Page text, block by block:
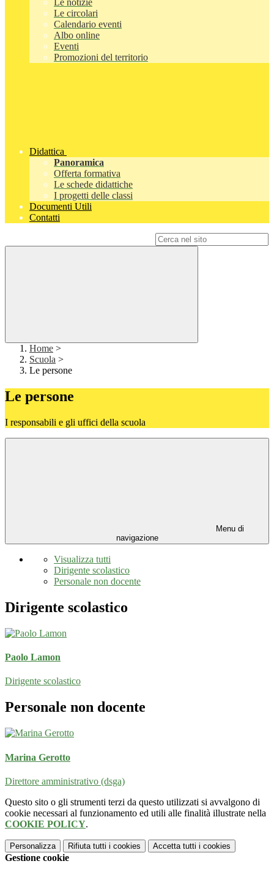
Le notizie
Le circolari
Calendario eventi
Albo online
Eventi
Promozioni del territorio
Didattica
Panoramica
Offerta formativa
Le schede didattiche
I progetti delle classi
Documenti Utili
Contatti
Home >
Scuola >
Le persone
Le persone
I responsabili e gli uffici della scuola
Menu di
navigazione
Visualizza tutti
Dirigente scolastico
Personale non docente
Dirigente scolastico
Paolo Lamon
Dirigente scolastico
Personale non docente
Marina Gerotto
Direttore amministrativo (dsga)
Questo sito o gli strumenti terzi da questo utilizzati si avvalgono di
cookie necessari al funzionamento ed utili alle finalità illustrate nella
COOKIE POLICY.
Personalizza Rifiuta tutti i cookies Accetta tutti i cookies
Gestione cookie